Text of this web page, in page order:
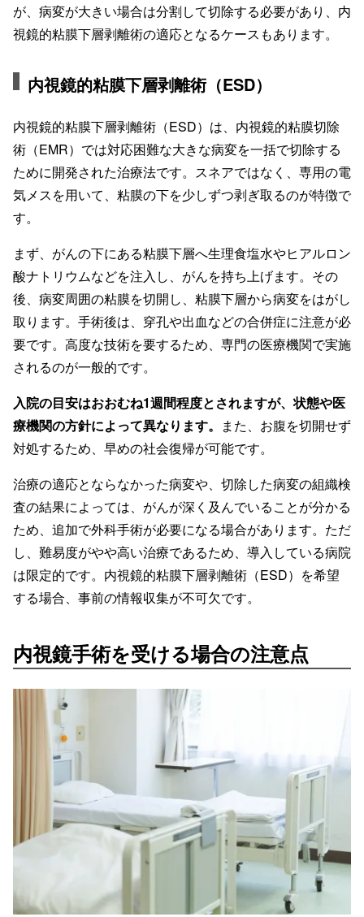
が、病変が大きい場合は分割して切除する必要があり、内
視鏡的粘膜下層剥離術の適応となるケースもあります。
内視鏡的粘膜下層剥離術（ESD）
内視鏡的粘膜下層剥離術（ESD）は、内視鏡的粘膜切除
術（EMR）では対応困難な大きな病変を一括で切除する
ために開発された治療法です。スネアではなく、専用の電
気メスを用いて、粘膜の下を少しずつ剥ぎ取るのが特徴で
す。
まず、がんの下にある粘膜下層へ生理食塩水やヒアルロン
酸ナトリウムなどを注入し、がんを持ち上げます。その
後、病変周囲の粘膜を切開し、粘膜下層から病変をはがし
取ります。手術後は、穿孔や出血などの合併症に注意が必
要です。高度な技術を要するため、専門の医療機関で実施
されるのが一般的です。
入院の目安はおおむね1週間程度とされますが、状態や医
療機関の方針によって異なります。 また、お腹を切開せず
対処するため、早めの社会復帰が可能です。
治療の適応とならなかった病変や、切除した病変の組織検
査の結果によっては、がんが深く及んでいることが分かる
ため、追加で外科手術が必要になる場合があります。ただ
し、難易度がやや高い治療であるため、導入している病院
は限定的です。内視鏡的粘膜下層剥離術（ESD）を希望
する場合、事前の情報収集が不可欠です。
内視鏡手術を受ける場合の注意点